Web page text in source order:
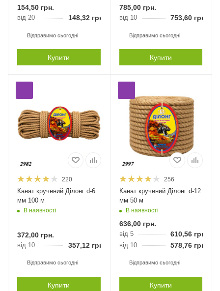
154,50 грн.
від 20 148,32 грн.
Відправимо сьогодні
Купити
785,00грн.
від 10 753,60грн.
Відправимо сьогодні
Купити
220
Канат кручений Ділонг d-6
мм 100 м
В наявності
372,00 грн.
від 10 357,12 грн.
Відправимо сьогодні
Купити
256
Канат кручений Ділонг d-12
мм 50 м
В наявності
636,00грн.
від 5 610,56грн.
від 10 578,76грн.
Відправимо сьогодні
Купити